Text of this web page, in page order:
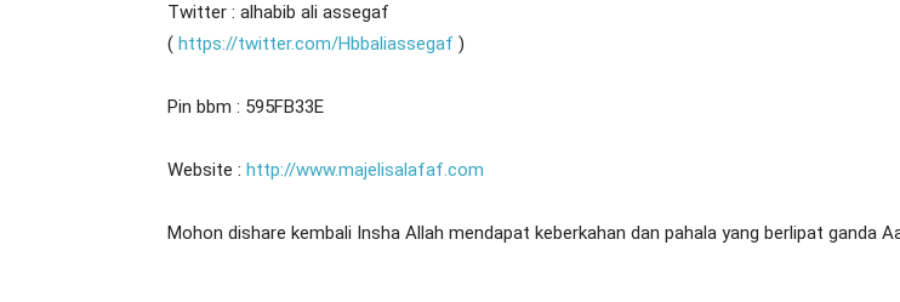
Twitter : alhabib ali assegaf
( https://twitter.com/Hbbaliassegaf )
Pin bbm : 595FB33E
Website : http://www.majelisalafaf.com
Mohon dishare kembali Insha Allah mendapat keberkahan dan pahala yang berlipat ganda